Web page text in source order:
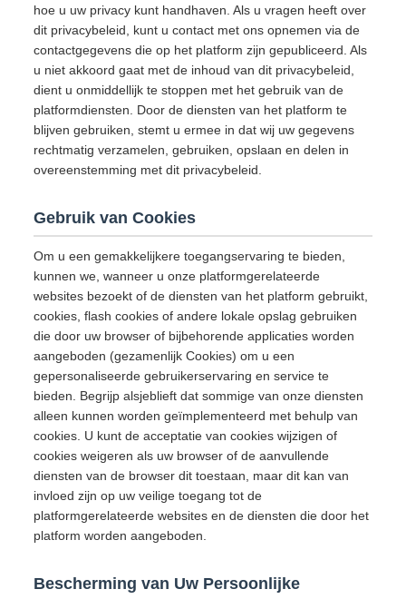
hoe u uw privacy kunt handhaven. Als u vragen heeft over
dit privacybeleid, kunt u contact met ons opnemen via de
contactgegevens die op het platform zijn gepubliceerd. Als
u niet akkoord gaat met de inhoud van dit privacybeleid,
dient u onmiddellijk te stoppen met het gebruik van de
platformdiensten. Door de diensten van het platform te
blijven gebruiken, stemt u ermee in dat wij uw gegevens
rechtmatig verzamelen, gebruiken, opslaan en delen in
overeenstemming met dit privacybeleid.
Gebruik van Cookies
Om u een gemakkelijkere toegangservaring te bieden,
kunnen we, wanneer u onze platformgerelateerde
websites bezoekt of de diensten van het platform gebruikt,
cookies, flash cookies of andere lokale opslag gebruiken
die door uw browser of bijbehorende applicaties worden
aangeboden (gezamenlijk Cookies) om u een
gepersonaliseerde gebruikerservaring en service te
bieden. Begrijp alsjeblieft dat sommige van onze diensten
alleen kunnen worden geïmplementeerd met behulp van
cookies. U kunt de acceptatie van cookies wijzigen of
cookies weigeren als uw browser of de aanvullende
diensten van de browser dit toestaan, maar dit kan van
invloed zijn op uw veilige toegang tot de
platformgerelateerde websites en de diensten die door het
platform worden aangeboden.
Bescherming van Uw Persoonlijke